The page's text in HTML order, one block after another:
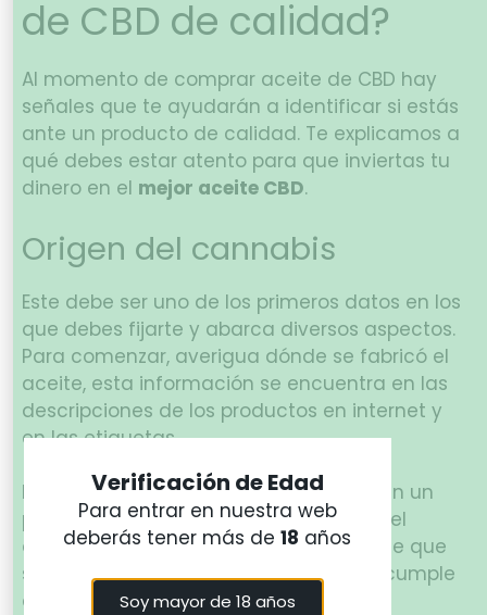
de CBD de calidad?
Al momento de comprar aceite de CBD hay
señales que te ayudarán a identificar si estás
ante un producto de calidad. Te explicamos a
qué debes estar atento para que inviertas tu
dinero en el mejor aceite CBD.
Origen del cannabis
Este debe ser uno de los primeros datos en los
que debes fijarte y abarca diversos aspectos.
Para comenzar, averigua dónde se fabricó el
aceite, esta información se encuentra en las
descripciones de los productos en internet y
en las etiquetas.
Es importante que se haya fabricado en un
país donde el cultivo y la producción del
aceite esté regulado. Eso será indicio de que
se trata de un producto seguro y que cumple
con las normas.
Verificación de Edad
Para entrar en nuestra web
deberás tener más de18 años
Soy mayor de 18 años